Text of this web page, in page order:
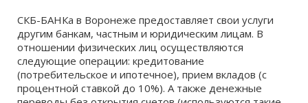
СКБ-БАНКа в Воронеже предоставляет свои услуги
другим банкам, частным и юридическим лицам. В
отношении физических лиц осуществляются
следующие операции: кредитование
(потребительское и ипотечное), прием вкладов (с
процентной ставкой до 10%). А также денежные